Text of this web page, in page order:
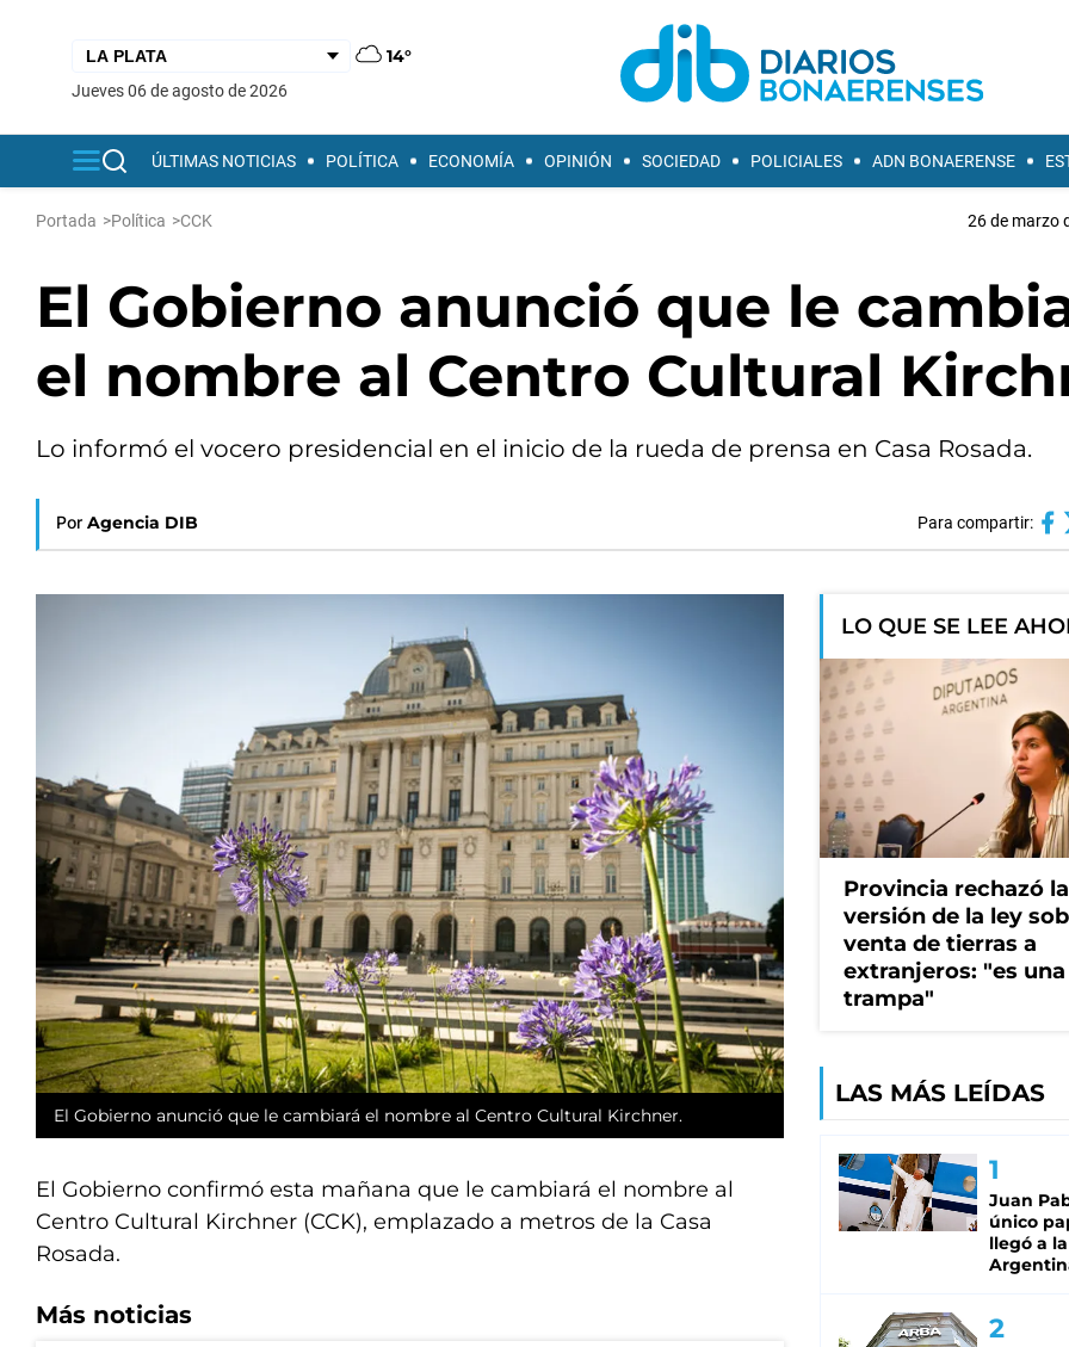
14°
jueves 06 de agosto de 2026
ÚLTIMAS NOTICIAS POLÍTICA ECONOMÍA OPINIÓN SOCIEDAD POLICIALES ADN BONAERENSE
Portada >Política >CCK 26 de marzo
El Gobierno anunció que le
el nombre al Centro Cultural
Lo informó el vocero presidencial en el inicio de la rueda de prensa en Casa Rosada.
Por Agencia DIB Para compartir:
El Gobierno anunció que le cambiará el nombre al Centro Cultural Kirchner.
El Gobierno confirmó esta mañana que le cambiará el nombre al
Centro Cultural Kirchner (CCK), emplazado a metros de la Casa
Rosada.
Más noticias
LO QUE SE LEE
Provincia rechazó
versión de la ley
venta de tierras a
extranjeros: "es una
trampa"
LAS MÁS LEÍDAS
Juan
único
llegó a la